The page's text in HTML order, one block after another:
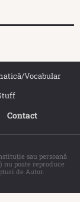
Vocabular
Contact
sau persoană
poate reproduce
de Autor.